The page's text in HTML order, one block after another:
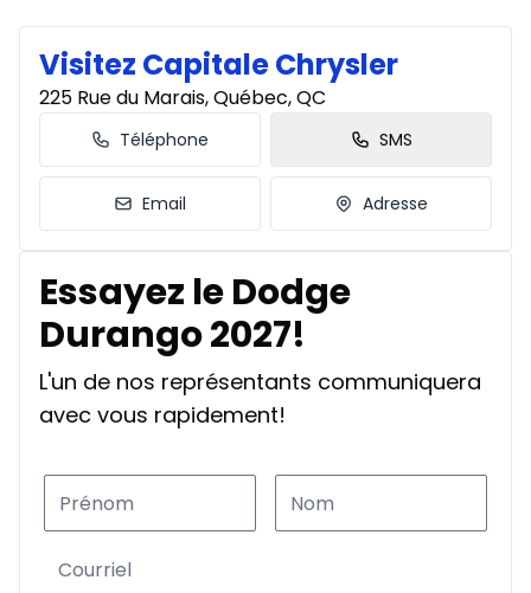
Visitez Capitale Chrysler
225 Rue du Marais, Québec, QC
Téléphone SMS
Email Adresse
Essayez le Dodge
Durango 2027!
L'un de nos représentants communiquera
avec vous rapidement!